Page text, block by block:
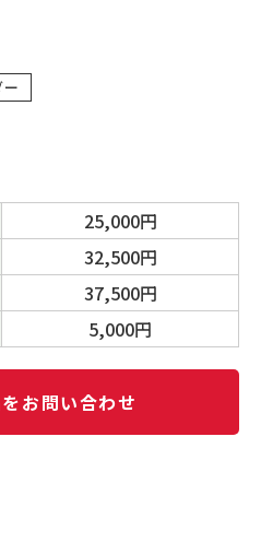
25,000円
32,500円
37,500円
5,000円
お問い合わせ